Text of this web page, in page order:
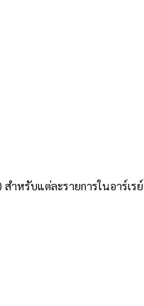
ำหรับแต่ละรายการในอาร์เรย์